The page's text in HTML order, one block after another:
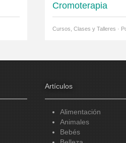
Cromoterapia
Cursos, Clases y Talleres ·
Artículos
Alimentación
Animales
Bebés